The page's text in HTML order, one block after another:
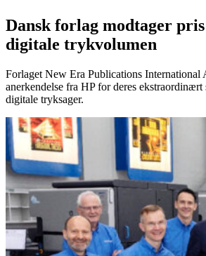
Dansk forlag modtager
digitale trykvolumen
Forlaget New Era Publications International
anerkendelse fra HP for deres
digitale tryksager.